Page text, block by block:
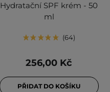
Hydratační SPF krém - 50
ml
64
256,00 Kč
PŘIDAT DO KOŠÍKU